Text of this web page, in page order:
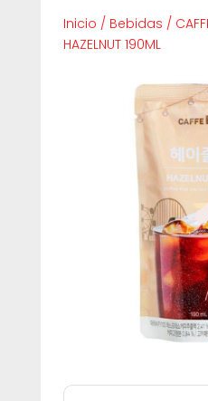
Inicio / Bebidas /
HAZELNUT 190ML